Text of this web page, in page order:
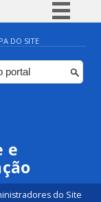
BR
DO SITE
e
do Site